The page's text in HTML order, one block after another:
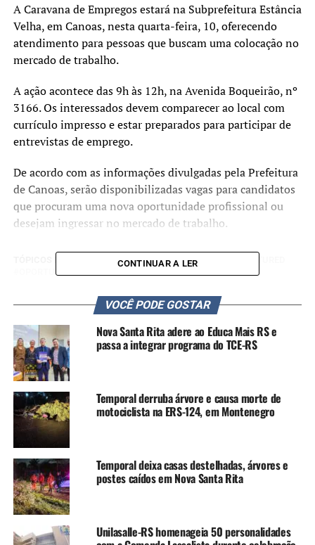
A Caravana de Empregos estará na Subprefeitura Estância
Velha, em Canoas, nesta quarta-feira, 10, oferecendo
atendimento para pessoas que buscam uma colocação no
mercado de trabalho.
A ação acontece das 9h às 12h, na Avenida Boqueirão, nº
3166. Os interessados devem comparecer ao local com
currículo impresso e estar preparados para participar de
entrevistas de emprego.
De acordo com as informações divulgadas pela Prefeitura
de Canoas, serão disponibilizadas vagas para candidatos
que procuram uma nova oportunidade profissional ou
desejam ingressar no mercado de trabalho.
TÓPICOS RELACIONADOS: CANOAS EMPREGO
OPORTUNIDADE
Caravana de Empregos será realizada no dia 17 de junho no
Calçadão de Canoas
NÃO SE ESQUEÇA
Caravana de Empregos acontece nesta quarta-feira, 3, no
bairro Niterói
CONTINUAR A LER
VOCÊ PODE GOSTAR
Nova Santa Rita adere ao Educa Mais RS e
passa a integrar programa do TCE-RS
Temporal derruba árvore e causa morte de
motociclista na ERS-124, em Montenegro
Temporal deixa casas destelhadas, árvores e
postes caídos em Nova Santa Rita
Unilasalle-RS homenageia 50 personalidades